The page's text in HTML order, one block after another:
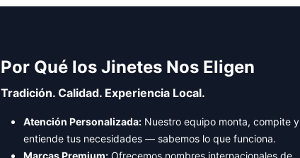
Por Qué los Jinetes Nos Eligen
Tradición. Calidad. Experiencia Local.
Atención Personalizada: Nuestro equipo monta, compite y
entiende tus necesidades — sabemos lo que funciona.
Marcas Premium: Ofrecemos nombres internacionales de